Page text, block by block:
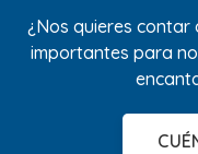
¿Nos quieres contar
importantes para